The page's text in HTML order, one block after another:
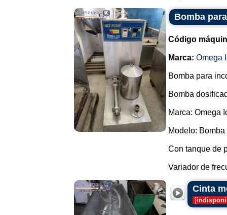
Bomba
Código
Marca: Omega
Bomba para
Bomba
Marca: Omega
Modelo:
Con tanque de
Variador de
Cinta
[